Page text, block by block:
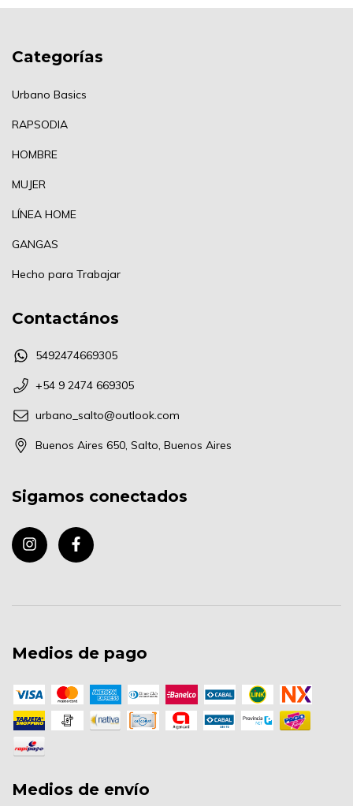
Categorías
Urbano Basics
RAPSODIA
HOMBRE
MUJER
LÍNEA HOME
GANGAS
Hecho para Trabajar
Contactános
5492474669305
+54 9 2474 669305
urbano_salto@outlook.com
Buenos Aires 650, Salto, Buenos Aires
Sigamos conectados
Medios de pago
Medios de envío